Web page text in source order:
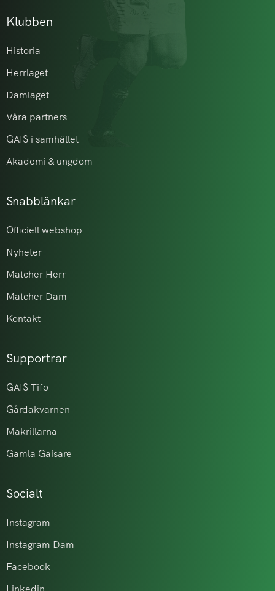
Klubben
Historia
Herrlaget
Damlaget
Våra partners
GAIS i samhället
Akademi & ungdom
Snabblänkar
Officiell webshop
Nyheter
Matcher Herr
Matcher Dam
Kontakt
Supportrar
GAIS Tifo
Gårdakvarnen
Makrillarna
Gamla Gaisare
Socialt
Instagram
Instagram Dam
Facebook